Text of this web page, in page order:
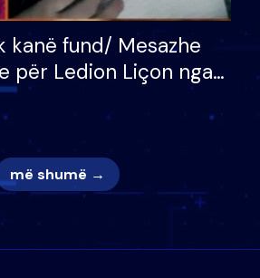
kanë fund/ Mesazhe
për Ledion Liçon nga
e tij, moderatori
lotët: Nuk meritoj…
më shumë →